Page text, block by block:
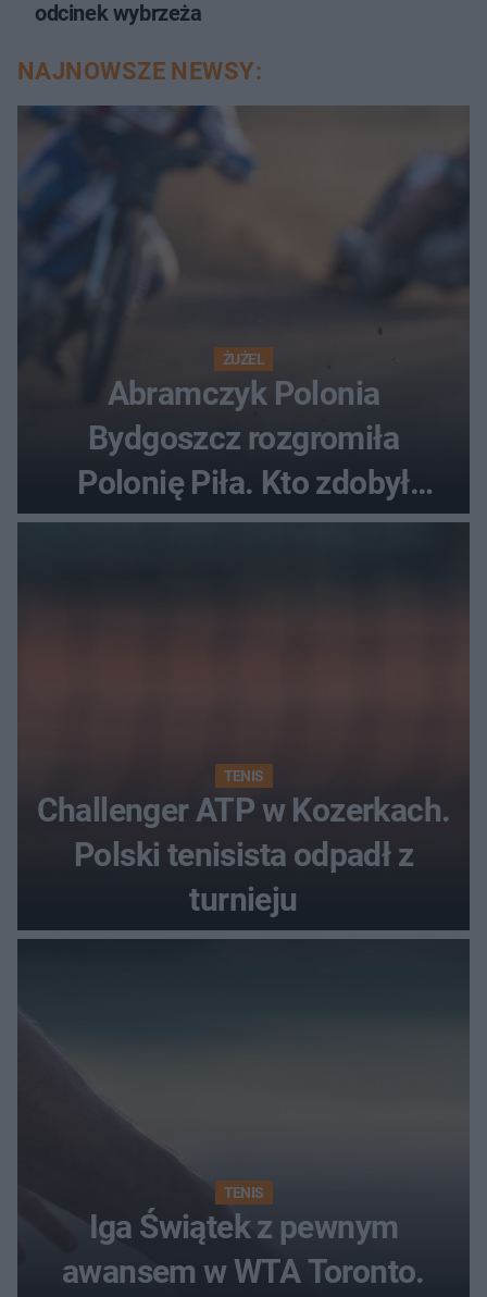
odcinek wybrzeża
NAJNOWSZE NEWSY:
ŻUŻEL
Abramczyk Polonia
Bydgoszcz rozgromiła
Polonię Piła. Kto zdobył
najwięcej punktów?
TENIS
Challenger ATP w Kozerkach.
Polski tenisista odpadł z
turnieju
TENIS
Iga Świątek z pewnym
awansem w WTA Toronto.